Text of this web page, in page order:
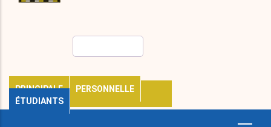
PRINCIPALE
PERSONNELLE
ÉTUDIANTS